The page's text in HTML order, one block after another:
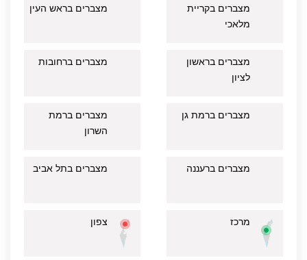
מצברים בקריית
מלאכי
מצברים בראש העין
מצברים בראשון
לציון
מצברים ברחובות
מצברים ברמת גן
מצברים ברמת
השרון
מצברים ברעננה מצברים בתל אביב
מרכז צפון